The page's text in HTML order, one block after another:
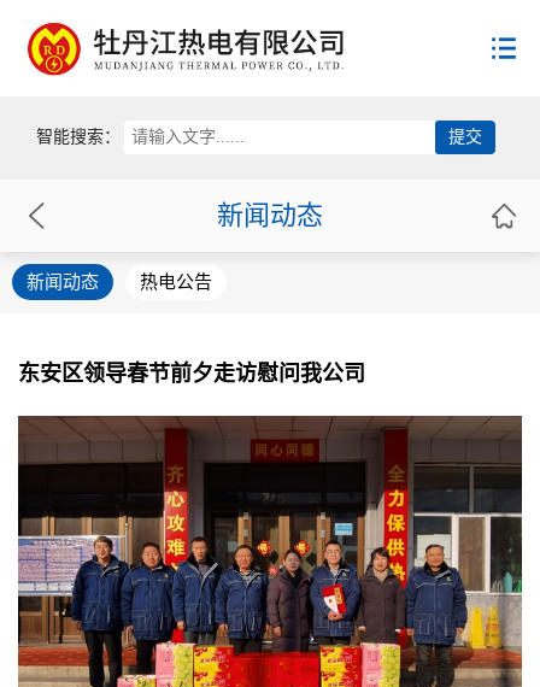
服务规范
用热常识
政策法规
国家政策
省级政策
市级政策
供热协会
企业文化
群团组织
民主管理
规章制度
联系方式
荣誉奖状
滚动图片
人才招聘
缴费入口
智能搜索：
新闻动态
新闻动态 热电公告
东安区领导春节前夕走访慰问我公司